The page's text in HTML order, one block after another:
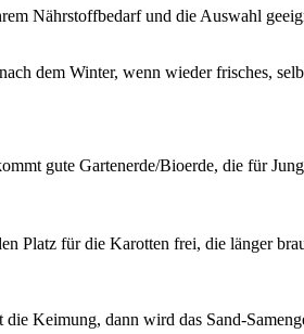
Nährstoffbedarf und die Auswahl
dem Winter, wenn wieder frisches,
gute Gartenerde/Bioerde, die für
Platz für die Karotten frei, die länger
die Keimung, dann wird das Sand-